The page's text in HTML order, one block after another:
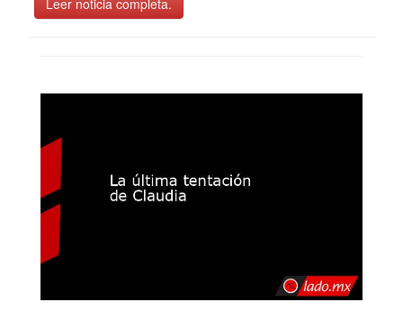
Leer noticia completa.